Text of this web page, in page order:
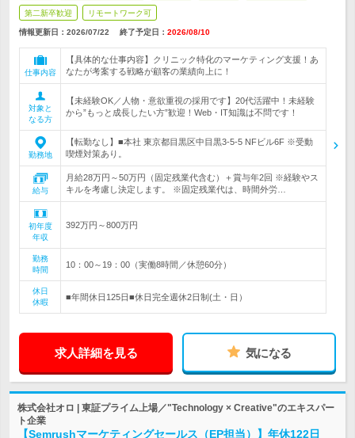
第二新卒歓迎 リモートワーク可
情報更新日：2026/07/22 終了予定日： 2026/08/10
仕事内容
【具体的な仕事内容】クリニック特化のマーケティング支援！あ
なたが考案する戦略が顧客の業績向上に！
対象と
なる方
【未経験OK／人物・意欲重視の採用です】20代活躍中！未経験
から”もっと成長したい方”歓迎！Web・IT知識は不問です！
勤務地
【転勤なし】■本社 東京都目黒区中目黒3-5-5 NFビル6F ※受動
喫煙対策あり。
給与
月給28万円～50万円（固定残業代含む）＋賞与年2回 ※経験やス
キルを考慮し決定します。 ※固定残業代は、時間外労…
初年度
年収
392万円～800万円
勤務
時間
10：00～19：00（実働8時間／休憩60分）
休日
休暇
■年間休日125日■休日完全週休2日制(土・日）
求人詳細を見る 気になる
株式会社オロ | 東証プライム上場／"Technology × Creative"のエキスパー
ト企業
【Semrushマーケティングセールス（EP担当）】年休122日